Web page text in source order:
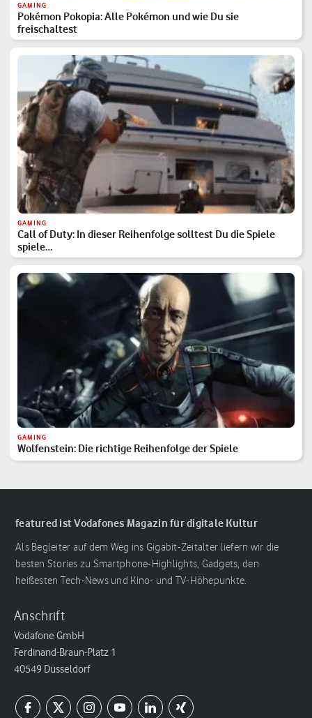
GAMING
Pokémon Pokopia: Alle Pokémon und wie Du sie
freischaltest
GAMING
Call of Duty: In dieser Reihenfolge solltest Du die Spiele
spiele…
GAMING
Wolfenstein: Die richtige Reihenfolge der Spiele
featured ist Vodafones Magazin für digitale Kultur
Als Begleiter auf dem Weg ins Gigabit-Zeitalter liefern wir die
besten Stories zu Smartphone-Highlights, Gadgets, den
heißesten Tech-News und Kino- und TV-Höhepunkte.
Anschrift
Vodafone GmbH
Ferdinand-Braun-Platz 1
40549 Düsseldorf